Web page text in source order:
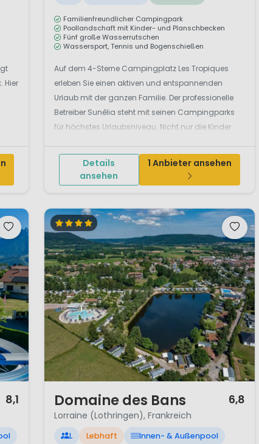
Hier
Familienfreundlicher Campingpark
Poollandschaft mit Kinder- und Planschbecken
Fünf große Wasserrutschen
Wassersport, Tennis und Bogenschießen
Auf dem 4-Sterne Campingplatz Les Tropiques
erleben Sie einen aktiven und entspannenden
Urlaub mit der ganzen Familie. Der professionelle
Betreiber Sunêlia steht mit seinen Campingparks
für höchstes Urlaubsniveau. Nicht nur die Kinder
Poolparadies planschen, oder Sie genießen alle
gemeinsam einen sonn...
Details
ansehen
1 Anbieter ansehen
8,1 Domaine des Bans 6,8
Lorraine (Lothringen), Frankreich
L Lebhaft Innen- & Außenpool